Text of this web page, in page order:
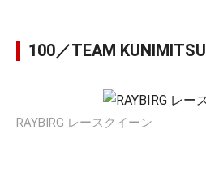
100／TEAM KUNIMITSU
RAYBIRG レースクイーン